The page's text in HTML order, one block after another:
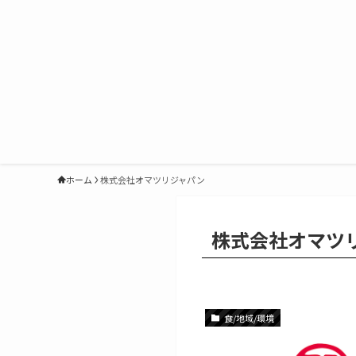
ホーム 株式会社オマツリジャパン
株式会社オマツ
食/地域/環境